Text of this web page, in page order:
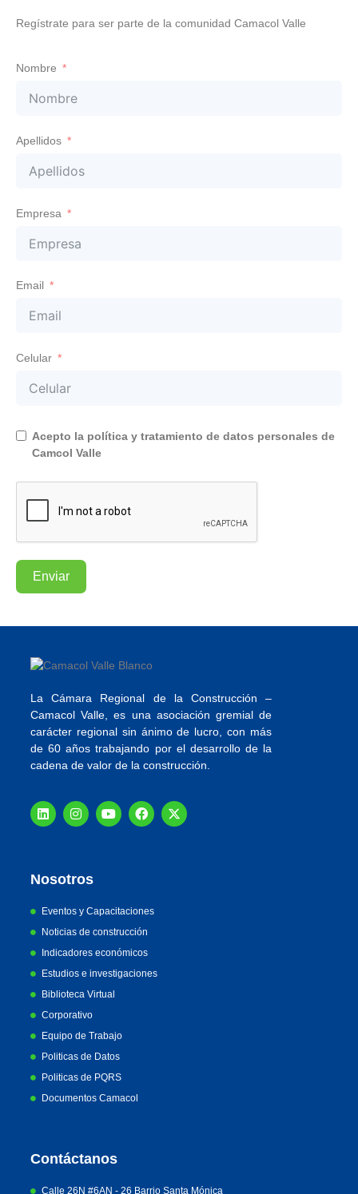
Regístrate para ser parte de la comunidad Camacol Valle
Nombre
Apellidos
Empresa
Email
Celular
Acepto la política y tratamiento de datos personales de
Camcol Valle
Enviar
La Cámara Regional de la Construcción –
Camacol Valle, es una asociación gremial de
carácter regional sin ánimo de lucro, con más
de 60 años trabajando por el desarrollo de la
cadena de valor de la construcción.
Nosotros
Eventos y Capacitaciones
Noticias de construcción
Indicadores económicos
Estudios e investigaciones
Biblioteca Virtual
Corporativo
Equipo de Trabajo
Politicas de Datos
Politicas de PQRS
Documentos Camacol
Contáctanos
Calle 26N #6AN - 26 Barrio Santa Mónica